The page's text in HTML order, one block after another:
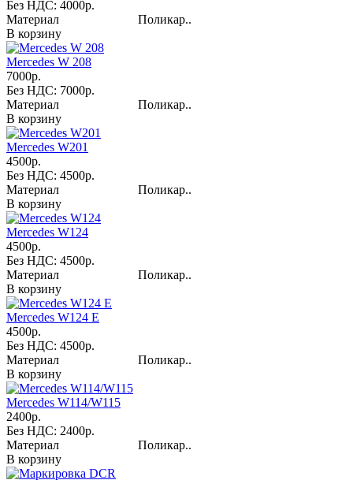
Без НДС: 4000р.
Материал Поликар..
В корзину
Mercedes W 208
7000р.
Без НДС: 7000р.
Материал Поликар..
В корзину
Mercedes W201
4500р.
Без НДС: 4500р.
Материал Поликар..
В корзину
Mercedes W124
4500р.
Без НДС: 4500р.
Материал Поликар..
В корзину
Mercedes W124 E
4500р.
Без НДС: 4500р.
Материал Поликар..
В корзину
Mercedes W114/W115
2400р.
Без НДС: 2400р.
Материал Поликар..
В корзину